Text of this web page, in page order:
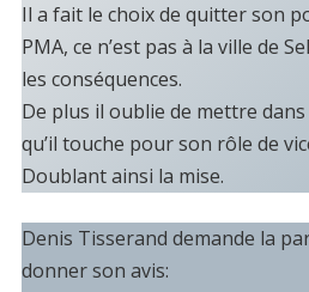
Il a fait le choix de quitter son
PMA, ce n’est pas à la ville de
les conséquences.
De plus il oublie de mettre
qu’il touche pour son rôle de
Doublant ainsi la mise.
Denis Tisserand demande la
donner son avis: